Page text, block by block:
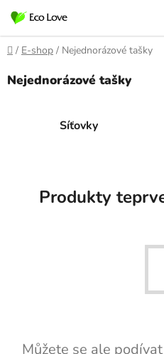
obsah
Domů
/ E-shop / Nejednorázové tašky
Nejednorázové tašky
Síťovky
Produkty
Můžete se ale